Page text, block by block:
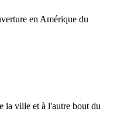
en Amérique du
la ville et à l'autre bout du